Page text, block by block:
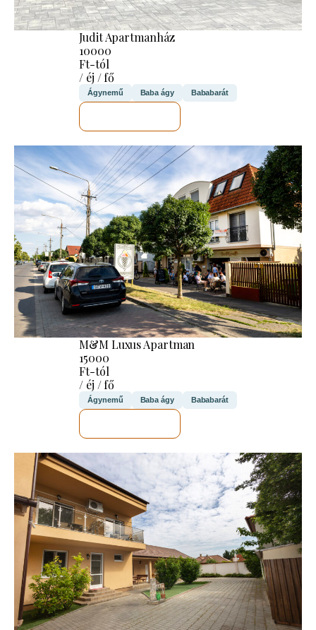
Judit Apartmanház
10000
Ft-tól
/ éj / fő
Ágynemű Baba ágy Bababarát
M&M Luxus Apartman
15000
Ft-tól
/ éj / fő
Ágynemű Baba ágy Bababarát